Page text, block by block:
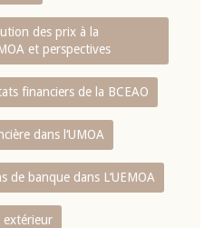
des prix à la
et perspectives
financiers de la BCEAO
dans l‘UMOA
de banque dans L‘UEMOA
extérieur